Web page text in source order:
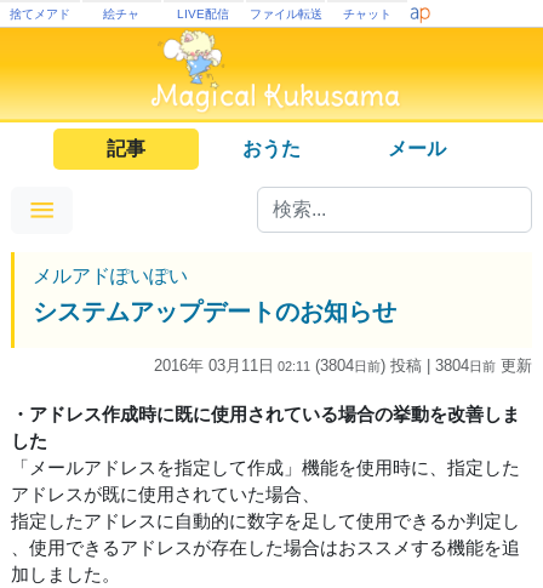
捨てメアド 絵チャ LIVE配信 ファイル転送 チャット
記事 おうた メール
メルアドぽいぽい
システムアップデートのお知らせ
2016年 03月11日 02:11 (3804日前) 投稿 | 3804日前 更新
・アドレス作成時に既に使用されている場合の挙動を改善しま
した
「メールアドレスを指定して作成」機能を使用時に、指定した
アドレスが既に使用されていた場合、
指定したアドレスに自動的に数字を足して使用できるか判定し
、使用できるアドレスが存在した場合はおススメする機能を追
加しました。